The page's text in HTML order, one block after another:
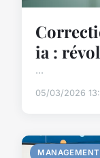
ia :
...
05/03/2026
MANAGEMENT